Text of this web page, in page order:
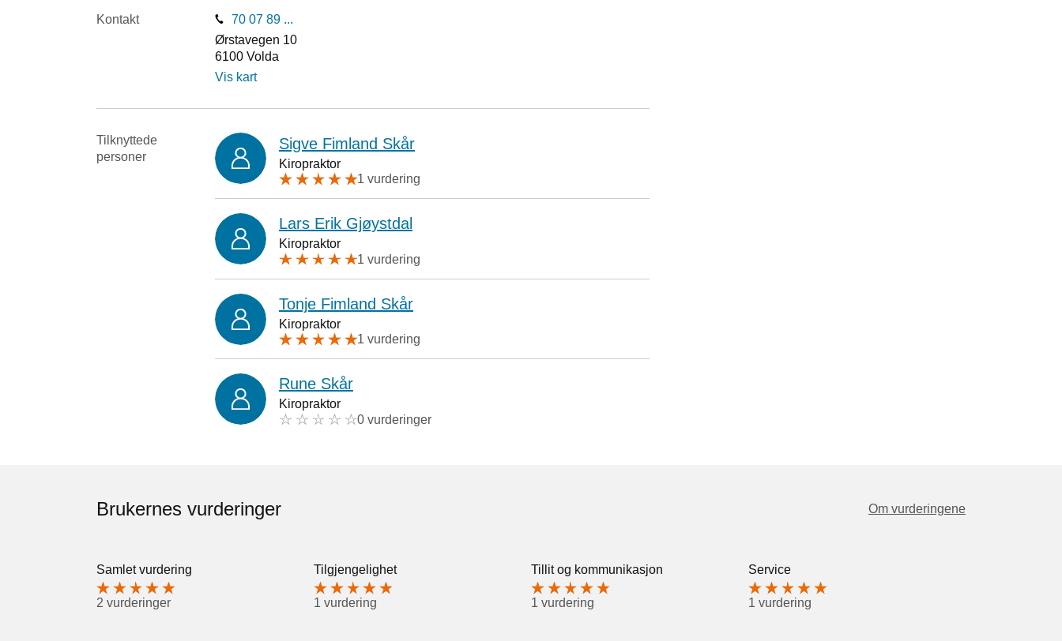
Kontakt
70 07 89 ...
Ørstavegen 10
6100 Volda
Vis kart
Tilknyttede
personer
Sigve Fimland Skår
Kiropraktor
1 vurdering
Lars Erik Gjøystdal
Kiropraktor
1 vurdering
Tonje Fimland Skår
Kiropraktor
1 vurdering
Rune Skår
Kiropraktor
0 vurderinger
Brukernes vurderinger Om vurderingene
Samlet vurdering
2 vurderinger
Tilgjengelighet
1 vurdering
Tillit og kommunikasjon
1 vurdering
Service
1 vurdering